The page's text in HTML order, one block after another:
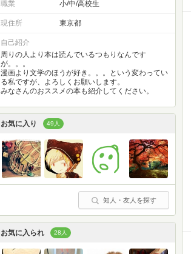
職業 小/中/高校生
現住所 東京都
自己紹介
周りの人より本は読んでいるつもりなんです
が。。。
漫画より文学のほうが好き。。。という変わってい
る私ですが、よろしくお願いします。
みなさんのおススメの本も紹介してください。
お気に入り 49人
知人・友人を探す
お気に入られ 28人